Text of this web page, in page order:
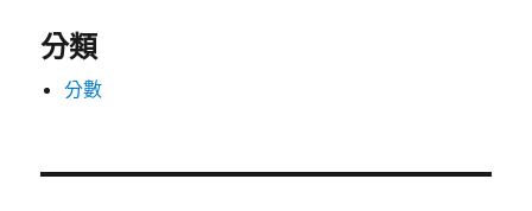
分類
分數